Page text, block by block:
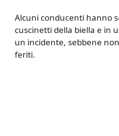
Alcuni conducenti hanno
cuscinetti della biella e in
un incidente, sebbene
feriti.